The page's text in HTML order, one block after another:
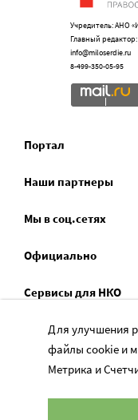
Учредитель: АНО
Главный
info@miloserdie.ru
8-499-350-05-95
Портал
Наши партнеры
Мы в соц.сетях
Официально
Сервисы для НКО
Спецпроекты
Социальное
Для улучшения
файлы cookie и
Метрика и